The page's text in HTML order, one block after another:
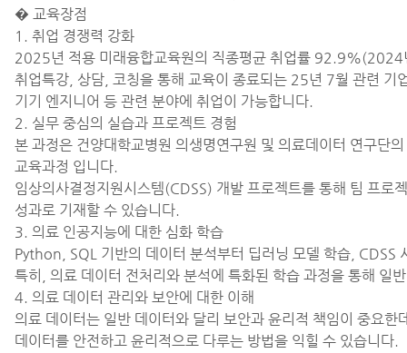
� 교육장점
1. 취업 경쟁력 강화
2025년 적용 미래융합교육원의 직종평균 취업률 92.9%(2024
취업특강, 상담, 코칭을 통해 교육이 종료되는 25년 7월 관련 기
기기 엔지니어 등 관련 분야에 취업이 가능합니다.
2. 실무 중심의 실습과 프로젝트 경험
본 과정은 건양대학교병원 의생명연구원 및 의료데이터 연구단
교육과정 입니다.
임상의사결정지원시스템(CDSS) 개발 프로젝트를 통해 팀 프로
성과로 기재할 수 있습니다.
3. 의료 인공지능에 대한 심화 학습
Python, SQL 기반의 데이터 분석부터 딥러닝 모델 학습, CDSS
특히, 의료 데이터 전처리와 분석에 특화된 학습 과정을 통해 일
4. 의료 데이터 관리와 보안에 대한 이해
의료 데이터는 일반 데이터와 달리 보안과 윤리적 책임이 중요
데이터를 안전하고 윤리적으로 다루는 방법을 익힐 수 있습니다.